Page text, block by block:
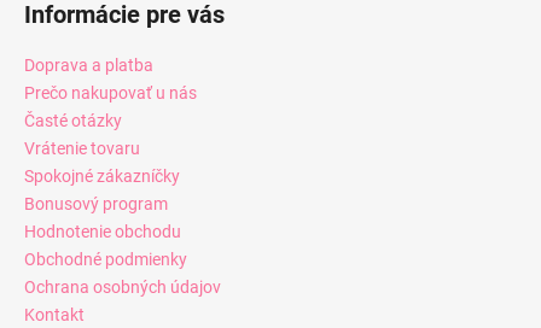
Informácie pre vás
Doprava a platba
Prečo nakupovať u nás
Časté otázky
Vrátenie tovaru
Spokojné zákazníčky
Bonusový program
Hodnotenie obchodu
Obchodné podmienky
Ochrana osobných údajov
Kontakt